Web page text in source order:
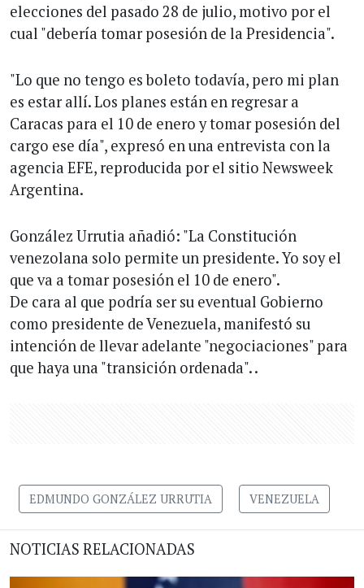
elecciones del pasado 28 de julio, motivo por el
cual "debería tomar posesión de la Presidencia".
"Lo que no tengo es boleto todavía, pero mi plan
es estar allí. Los planes están en regresar a
Caracas para el 10 de enero y tomar posesión del
cargo ese día", expresó en una entrevista con la
agencia EFE, reproducida por el sitio Newsweek
Argentina.
González Urrutia añadió: "La Constitución
venezolana solo permite un presidente. Yo soy el
que va a tomar posesión el 10 de enero".
De cara al que podría ser su eventual Gobierno
como presidente de Venezuela, manifestó su
intención de llevar adelante "negociaciones" para
que haya una "transición ordenada". .
EDMUNDO GONZÁLEZ URRUTIA VENEZUELA
NOTICIAS RELACIONADAS